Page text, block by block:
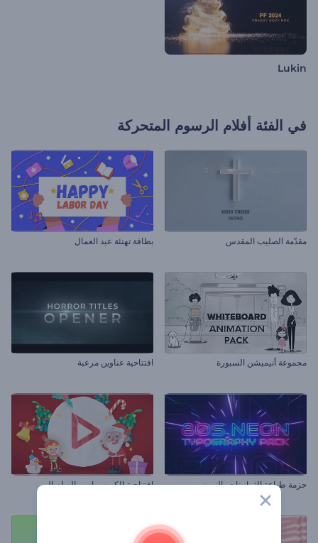
Lukin
في الفئة أفلام الرسوم المتحركة
مقدّمة الصليب المقدس بطاقة تهنئة عيد العمال
مجموعة أنيميشن السبورة افتتاحية عناوين مرعبة
حزمة طباعة الثمانينات بالنيون افتتاحية الكريسماس بالصلصال